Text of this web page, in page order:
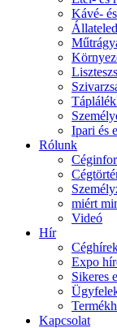
Kávé-
Ipari és
Rólunk
miért
Videó
Hír
Expo
Sikeres
Kapcsolat